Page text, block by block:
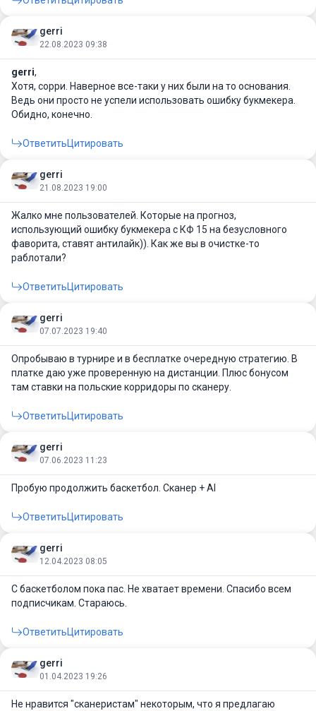
gerri
22.08.2023 09:38
gerri,
Хотя, сорри. Наверное все-таки у них были на то основания.
Ведь они просто не успели использовать ошибку букмекера.
Обидно, конечно.
ОтветитьЦитировать
gerri
21.08.2023 19:00
Жалко мне пользователей. Которые на прогноз,
использующий ошибку букмекера с КФ 15 на безусловного
фаворита, ставят антилайк)). Как же вы в очистке-то
раблотали?
ОтветитьЦитировать
gerri
07.07.2023 19:40
Опробываю в турнире и в бесплатке очередную стратегию. В
платке даю уже проверенную на дистанции. Плюс бонусом
там ставки на польские корридоры по сканеру.
ОтветитьЦитировать
gerri
07.06.2023 11:23
Пробую продолжить баскетбол. Сканер + AI
ОтветитьЦитировать
gerri
12.04.2023 08:05
С баскетболом пока пас. Не хватает времени. Спасибо всем
подписчикам. Стараюсь.
ОтветитьЦитировать
gerri
01.04.2023 19:26
Не нравится "сканеристам" некоторым, что я предлагаю